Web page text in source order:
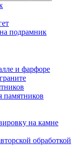
подрамник
и фарфоре
памятников
на камне
обработкой